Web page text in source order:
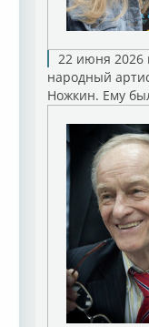
22 июня 2026
народный
Ножкин. Ему